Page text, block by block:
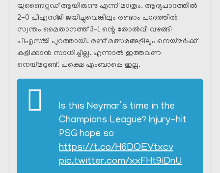
യുണൈറ്റഡ് ആയിരുന്നു എന്ന് മാത്രം. ആദ്യപാദത്തിൽ
2-0 പിഎസ്ജി ജയിച്ചുവെങ്കിലും രണ്ടാം പാദത്തിൽ
സ്വന്തം മൈതാനത്ത് 3-1 ന്റെ തോൽവി വഴങ്ങി
പിഎസ്ജി പുറത്തായി. രണ്ട് മത്സരങ്ങളിലും നെയ്മർക്ക്
കളിക്കാൻ സാധിച്ചില്ല. എന്നാൽ ഇത്തവണ
നെയ്മറുണ്ട്. പക്ഷെ എംബാപ്പെ ഇല്ല.
Is this Neymar’s time in the
Champions League? Injury-hit
PSG hope so
https://t.co/H6DOEVtxcv
pic.twitter.com/xxFHt9iDnU